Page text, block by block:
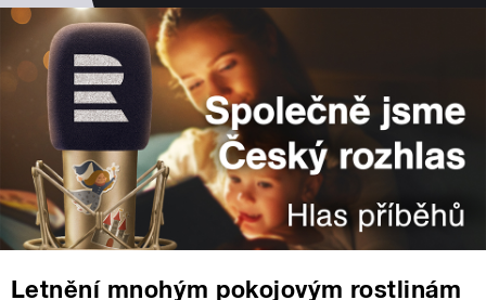
Letnění mnohým pokojovým rostlinám